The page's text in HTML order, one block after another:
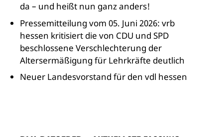
da – und heißt nun ganz anders!
Pressemitteilung vom 05. Juni 2026: vrb
hessen kritisiert die von CDU und SPD
beschlossene Verschlechterung der
Altersermäßigung für Lehrkräfte deutlich
Neuer Landesvorstand für den vdl hessen